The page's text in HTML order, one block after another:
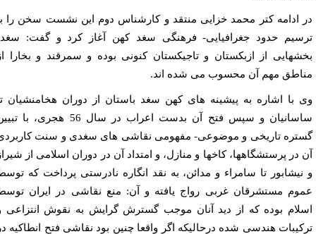
ادامه کتر محمد خزایی منتقد و کارشناس دوم این نشست سخن را با
حدود جغرافیایی- فرهنگی سغد کهن آغاز کرد و گفت: سغد،
از ازبکستان و تاجیکستان کنونی بوده و سمرقند و بخارا از
مهم آن محسوب می شده اند.
با اشاره به پیشینه های کهن سغد باستان از دوران هخامنشیان تا
ساسانیان و سپس فتح آن بدست اعراب در سال 56 هجری، با تبیین
تاریخی و موضوعی- مفهومی نقاشی های سغدی و سنت کاربردی
در پرستشگاهها، کاخها و منازل، و امتداد آن در دوران اسلامی از شیراز
تا سامراء و مدائن، به نقد انگاره نادرستی پرداخت که توسط
مستشرقان غربی رواج یافته و آن: منع نقاشی در ایران توسط
بوده که از دید آنان موجب گسترش گرایش به نقوش انتزاعی و
هندسی شده درحالیکه اگر واقعا چنین بود نقاشی فتح انطاکیه در